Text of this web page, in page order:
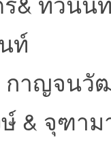
ท์
กาญจนวั
& จุฑาม